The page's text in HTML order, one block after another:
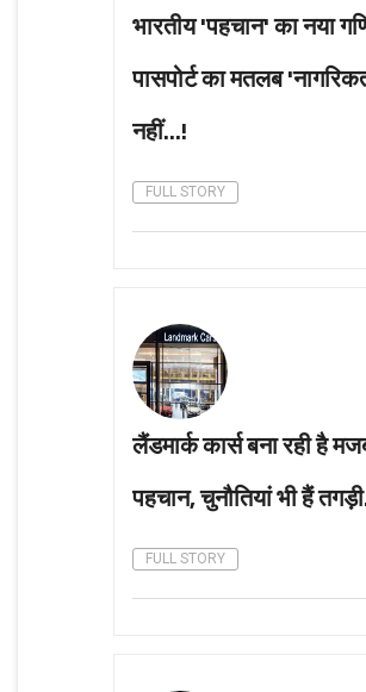
भारतीय 'पहचान' का नया
पासपोर्ट का मतलब
नहीं...!
FULL STORY
लैंडमार्क कार्स बना रही है
पहचान, चुनौतियां भी हैं
FULL STORY